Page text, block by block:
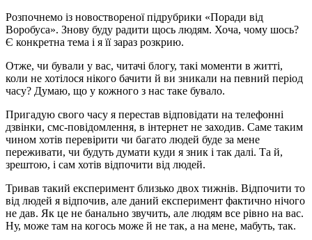
Розпочнемо із новоствореної підрубрики «Поради від
Воробуса». Знову буду радити щось людям. Хоча, чому шось?
Є конкретна тема і я її зараз розкрию.
Отже, чи бували у вас, читачі блогу, такі моменти в житті,
коли не хотілося нікого бачити й ви зникали на певний період
часу? Думаю, що у кожного з нас таке бувало.
Пригадую свого часу я перестав відповідати на телефонні
дзвінки, смс-повідомлення, в інтернет не заходив. Саме таким
чином хотів перевірити чи багато людей буде за мене
переживати, чи будуть думати куди я зник і так далі. Та й,
зрештою, і сам хотів відпочити від людей.
Тривав такий експеримент близько двох тижнів. Відпочити то
від людей я відпочив, але даний експеримент фактично нічого
не дав. Як це не банально звучить, але людям все рівно на вас.
Ну, може там на когось може й не так, а на мене, мабуть, так.